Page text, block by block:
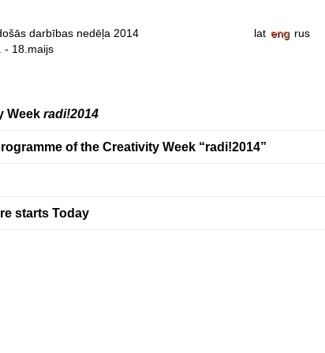
darbības nedēļa 2014
- 18.maijs
lat eng rus
Week radi!2014
of the Creativity Week “radi!2014”
starts Today